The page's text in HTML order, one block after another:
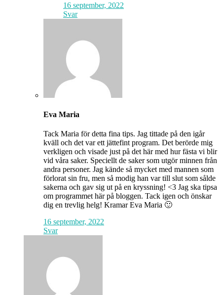
16 september, 2022
Svar
Eva Maria
Tack Maria för detta fina tips. Jag tittade på den igår
kväll och det var ett jättefint program. Det berörde mig
verkligen och visade just på det här med hur fästa vi blir
vid våra saker. Speciellt de saker som utgör minnen från
andra personer. Jag kände så mycket med mannen som
förlorat sin fru, men så modig han var till slut som sålde
sakerna och gav sig ut på en kryssning! <3 Jag ska tipsa
om programmet här på bloggen. Tack igen och önskar
dig en trevlig helg! Kramar Eva Maria 🙂
16 september, 2022
Svar